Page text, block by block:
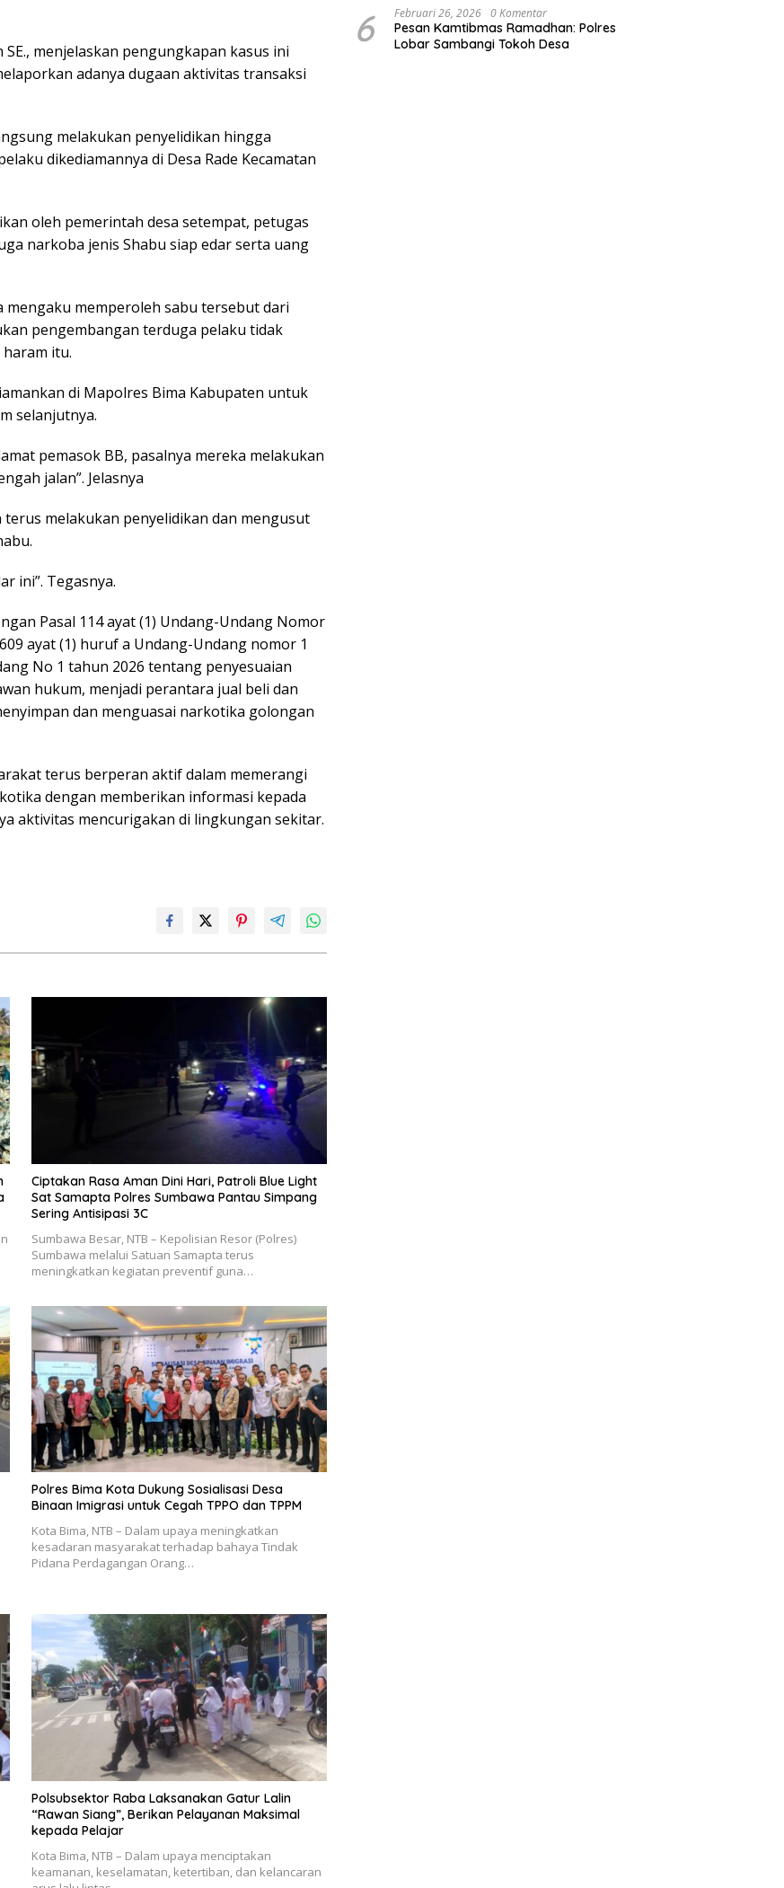
menjelaskan pengungkapan kasus ini
adanya dugaan aktivitas transaksi
melakukan penyelidikan hingga
dikediamannya di Desa Rade Kecamatan
oleh pemerintah desa setempat, petugas
narkoba jenis Shabu siap edar serta uang
memperoleh sabu tersebut dari
pengembangan terduga pelaku tidak
itu.
di Mapolres Bima Kabupaten untuk
selanjutnya.
pemasok BB, pasalnya mereka melakukan
jalan”. Jelasnya
melakukan penyelidikan dan mengusut
ini”. Tegasnya.
Pasal 114 ayat (1) Undang-Undang Nomor
ayat (1) huruf a Undang-Undang nomor 1
No 1 tahun 2026 tentang penyesuaian
hukum, menjadi perantara jual beli dan
dan menguasai narkotika golongan
terus berperan aktif dalam memerangi
dengan memberikan informasi kepada
aktivitas mencurigakan di lingkungan sekitar.
Ciptakan Rasa Aman Dini Hari, Patroli Blue Light
Sat Samapta Polres Sumbawa Pantau Simpang
Sering Antisipasi 3C
Sumbawa Besar, NTB – Kepolisian Resor (Polres)
Sumbawa melalui Satuan Samapta terus
meningkatkan kegiatan preventif guna…
Polres Bima Kota Dukung Sosialisasi Desa
Binaan Imigrasi untuk Cegah TPPO dan TPPM
Kota Bima, NTB – Dalam upaya meningkatkan
kesadaran masyarakat terhadap bahaya Tindak
Pidana Perdagangan Orang…
Polsubsektor Raba Laksanakan Gatur Lalin
“Rawan Siang”, Berikan Pelayanan Maksimal
kepada Pelajar
Kota Bima, NTB – Dalam upaya menciptakan
keamanan, keselamatan, ketertiban, dan kelancaran
6 Februari 26, 2026 0 Komentar
Pesan Kamtibmas Ramadhan: Polres
Lobar Sambangi Tokoh Desa